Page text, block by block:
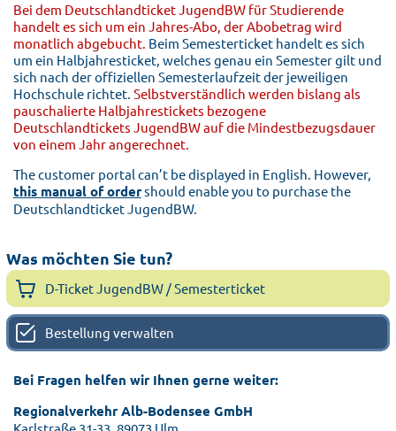
Bei dem Deutschlandticket JugendBW für Studierende
handelt es sich um ein Jahres-Abo, der Abobetrag wird
monatlich abgebucht. Beim Semesterticket handelt es sich
um ein Halbjahresticket, welches genau ein Semester gilt und
sich nach der offiziellen Semesterlaufzeit der jeweiligen
Hochschule richtet. Selbstverständlich werden bislang als
pauschalierte Halbjahrestickets bezogene
Deutschlandtickets JugendBW auf die Mindestbezugsdauer
von einem Jahr angerechnet.
The customer portal can’t be displayed in English. However,
this manual of ordershould enable you to purchase the
Deutschlandticket JugendBW.
Was möchten Sie tun?
D-Ticket JugendBW / Semesterticket
Bestellung verwalten
Bei Fragen helfen wir Ihnen gerne weiter:
Regionalverkehr Alb-Bodensee GmbH